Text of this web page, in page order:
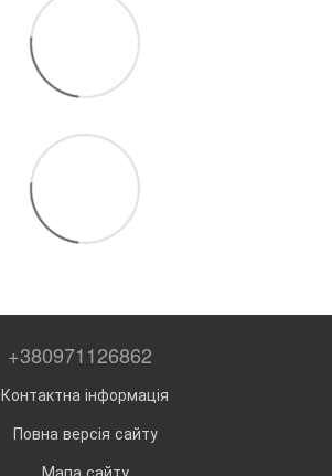
+380971126862
Контактна інформація
Повна версія сайту
Мапа сайту